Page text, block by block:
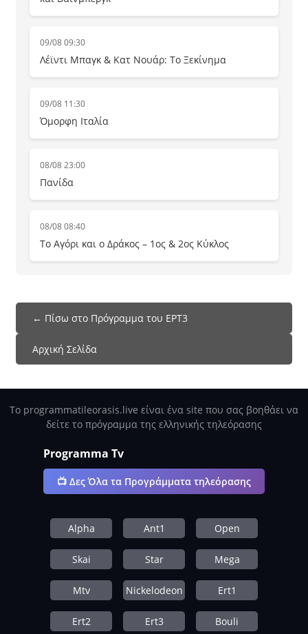
09/08 09:30
Λέϊντι Μπαγκ & Κατ Νουάρ: Το Ξεκίνημα
09/08 11:30
Όμορφη Ιταλία
08/08 23:00
Πανίδα
08/08 08:40
Το Αγόρι και ο Δράκος – 1ος & 2ος Κύκλος
← Πίσω στο Πρόγραμμα του ΕΡΤ3
Αρχική Σελίδα
Το programmatileorasis.live είναι ένα site που σας βοηθάει να
δείτε το πρόγραμμα της ελληνικής τηλεόρασης
Programma Tv
📺 Δες Όλα τα Προγράμματα τηλεόρασης
Alpha Ant1 Open
Skai Star Mega
Mtv Nickelodeon Ert1
Ert2 Ert3 Bouli